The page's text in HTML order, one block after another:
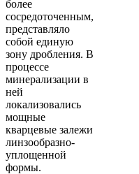
более
сосредоточенным,
представляло
собой единую
зону дробления. В
процессе
минерализации в
ней
локализовались
мощные
кварцевые залежи
линзообразно-
уплощенной
формы.